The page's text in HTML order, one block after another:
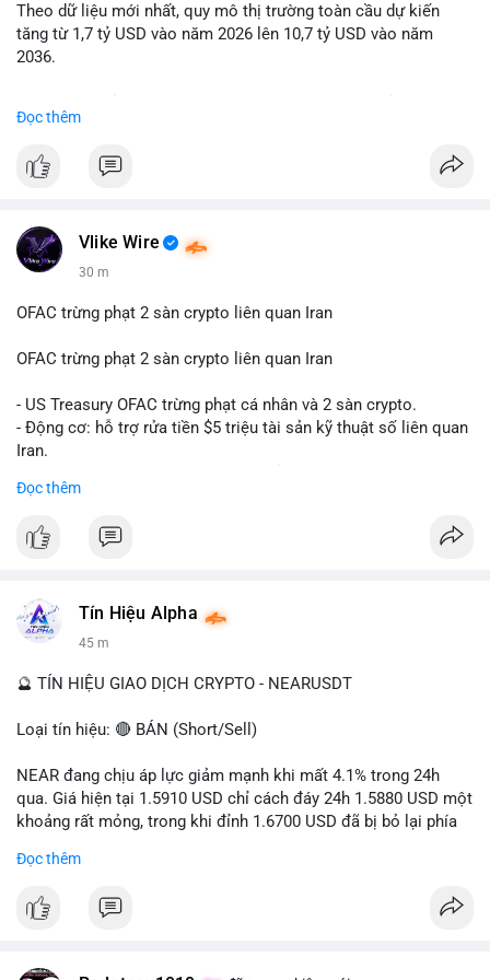
Lời khuyên: Nhà đầu tư nhỏ lẻ nên quan sát thêm 2-4 giờ sau
khi giao dịch được xác nhận, tránh hành động theo cảm xúc.
ưu tiên quản trị rủi ro trong giai đoạn biến động mạnh.
#btcmempool65k
Theo dữ liệu mới nhất, quy mô thị trường toàn cầu dự kiến
tăng từ 1,7 tỷ USD vào năm 2026 lên 10,7 tỷ USD vào năm
2036.
hàng năm (CAGR) ấn tượng lên tới 20,2%.
Điều gì đang thúc đẩy sự tăng trưởng vượt bậc này? Hãy cùng
Đọc thêm
Vlike Wire
30 m
OFAC trừng phạt 2 sàn crypto liên quan Iran
OFAC trừng phạt 2 sàn crypto liên quan Iran
- US Treasury OFAC trừng phạt cá nhân và 2 sàn crypto.
- Động cơ: hỗ trợ rửa tiền $5 triệu tài sản kỹ thuật số liên quan
Iran.
- Tác động: rủi ro cho thị trường crypto, tăng áp lực pháp lý.
#binancesquare
#vlikevn #titanbot
📰 Nguồn: Cointelegraph
Đọc thêm
Tín Hiệu Alpha
45 m
🔮 TÍN HIỆU GIAO DỊCH CRYPTO - NEARUSDT
Loại tín hiệu: 🔴 BÁN (Short/Sell)
NEAR đang chịu áp lực giảm mạnh khi mất 4.1% trong 24h
qua. Giá hiện tại 1.5910 USD chỉ cách đáy 24h 1.5880 USD một
khoảng rất mỏng, trong khi đỉnh 1.6700 USD đã bị bỏ lại phía
kiểm soát hoàn toàn. Khối lượng giao dịch 10.29 triệu NEAR
tiếp diễn.
Đọc thêm